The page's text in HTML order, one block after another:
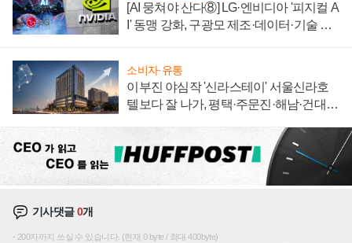
[AI 뭉쳐야 산다⑧] LG·엔비디아 '피지컬 A
I' 동맹 강화, 구광모 제조·데이터·기술 결
소비자·유통
이부진 야심작 '신라스테이' 서울신라호
텔보다 잘 나가, 평택·주문진·해남·건대로
기사댓글0개
200자까지 쓰실 수 있습니다. (현재 0 byte / 최대 400byte)